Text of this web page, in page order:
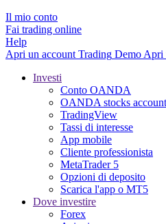
Il mio conto
Fai trading online
Help
Apri un account Trading Demo Apri
Investi
Conto OANDA
OANDA stocks account
TradingView
Tassi di interesse
App mobile
Cliente professionista
MetaTrader 5
Opzioni di deposito
Scarica l'app o MT5
Dove investire
Forex